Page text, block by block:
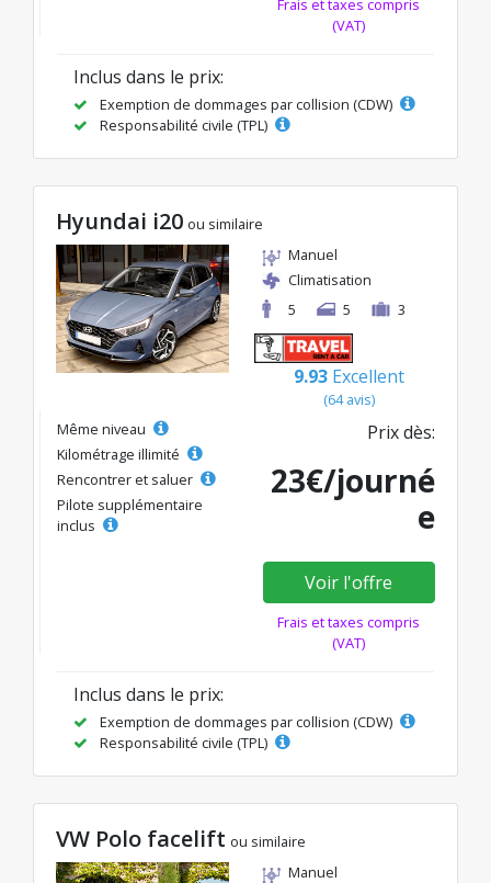
Frais et taxes compris
(VAT)
Inclus dans le prix:
Exemption de dommages par collision (CDW)
Responsabilité civile (TPL)
Hyundai i20 ou similaire
Manuel
Climatisation
5
5 3
9.93 Excellent
(64 avis)
Même niveau
Kilométrage illimité
Rencontrer et saluer
Pilote supplémentaire
inclus
Prix dès:
23€/journé
e
Voir l'offre
Frais et taxes compris
(VAT)
Inclus dans le prix:
Exemption de dommages par collision (CDW)
Responsabilité civile (TPL)
VW Polo facelift ou similaire
Manuel